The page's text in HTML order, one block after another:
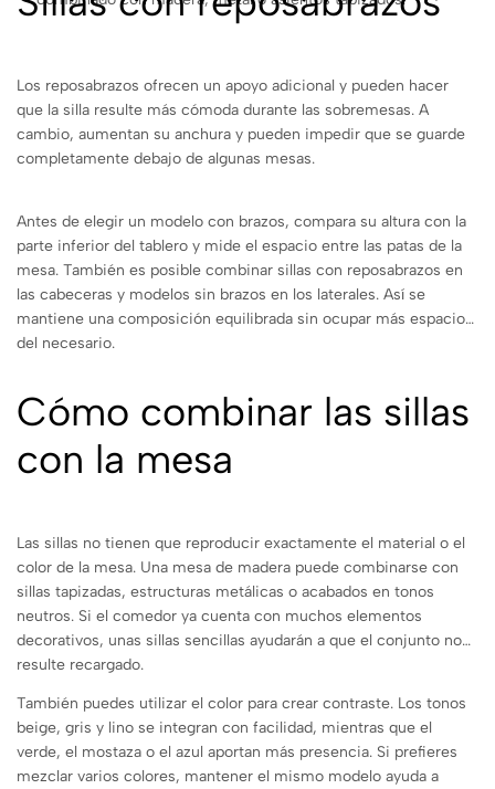
Los reposabrazos ofrecen un apoyo adicional y pueden hacer
que la silla resulte más cómoda durante las sobremesas. A
cambio, aumentan su anchura y pueden impedir que se guarde
completamente debajo de algunas mesas.
Antes de elegir un modelo con brazos, compara su altura con la
parte inferior del tablero y mide el espacio entre las patas de la
mesa. También es posible combinar sillas con reposabrazos en
las cabeceras y modelos sin brazos en los laterales. Así se
mantiene una composición equilibrada sin ocupar más espacio
del necesario.
Cómo combinar las sillas
con la mesa
Las sillas no tienen que reproducir exactamente el material o el
color de la mesa. Una mesa de madera puede combinarse con
sillas tapizadas, estructuras metálicas o acabados en tonos
neutros. Si el comedor ya cuenta con muchos elementos
decorativos, unas sillas sencillas ayudarán a que el conjunto no
resulte recargado.
También puedes utilizar el color para crear contraste. Los tonos
beige, gris y lino se integran con facilidad, mientras que el
verde, el mostaza o el azul aportan más presencia. Si prefieres
mezclar varios colores, mantener el mismo modelo ayuda a